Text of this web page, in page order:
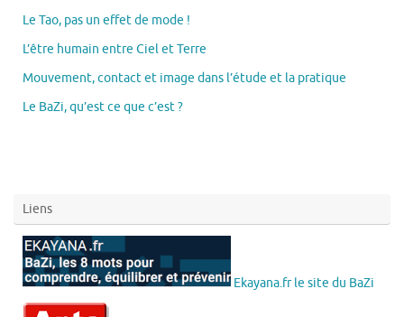
Le Tao, pas un effet de mode !
L’être humain entre Ciel et Terre
Mouvement, contact et image dans l’étude et la pratique
Le BaZi, qu’est ce que c’est ?
Liens
Ekayana.fr le site du BaZi